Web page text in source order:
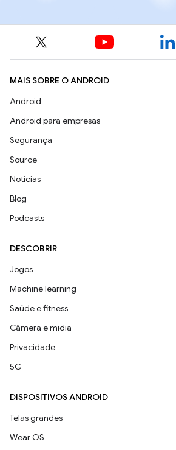
MAIS SOBRE O ANDROID
Android
Android para empresas
Segurança
Source
Notícias
Blog
Podcasts
DESCOBRIR
Jogos
Machine learning
Saúde e fitness
Câmera e mídia
Privacidade
5G
DISPOSITIVOS ANDROID
Telas grandes
Wear OS